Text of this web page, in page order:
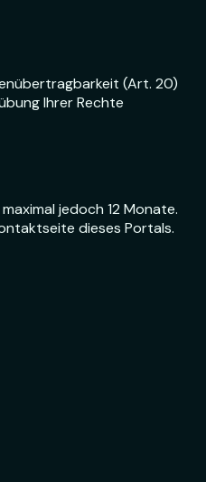
(Art. 20)
Ihrer Rechte
jedoch 12 Monate.
dieses Portals.